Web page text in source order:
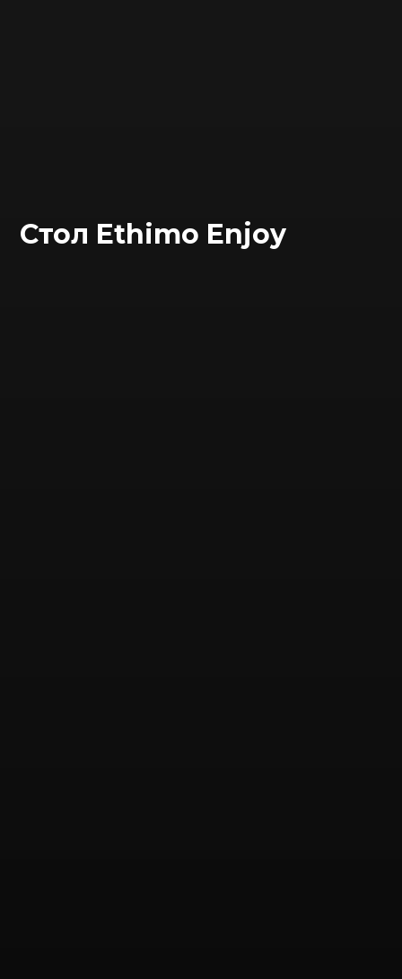
Стол Ethimo Enjoy